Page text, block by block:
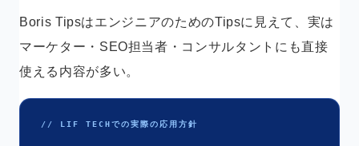
Boris TipsはエンジニアのためのTipsに見えて、実は
マーケター・SEO担当者・コンサルタントにも直接
使える内容が多い。
// LIF TECHでの実際の応用方針